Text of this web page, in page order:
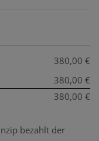
380,00 €
380,00 €
380,00 €
bezahlt der